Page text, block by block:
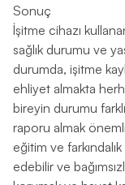
Sonuç
İşitme cihazı
sağlık durumu ve
durumda, işitme
ehliyet almakta
bireyin durumu
raporu almak
eğitim ve
edebilir ve